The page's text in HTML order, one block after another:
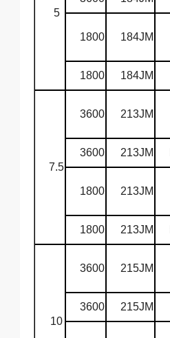
5
1800 184JM
1800 184JM
7.5
3600 213JM
3600 213JM
1800 213JM
1800 213JM
10
3600 215JM
3600 215JM